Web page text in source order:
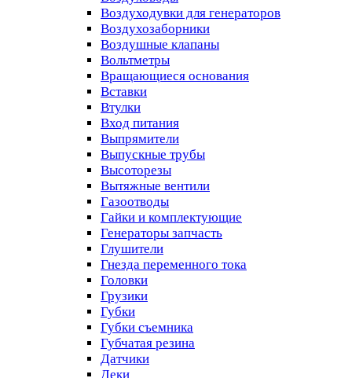
Воздуходувки для генераторов
Воздухозаборники
Воздушные клапаны
Вольтметры
Вращающиеся основания
Вставки
Втулки
Вход питания
Выпрямители
Выпускные трубы
Высоторезы
Вытяжные вентили
Газоотводы
Гайки и комплектующие
Генераторы запчасть
Глушители
Гнезда переменного тока
Головки
Грузики
Губки
Губки съемника
Губчатая резина
Датчики
Деки